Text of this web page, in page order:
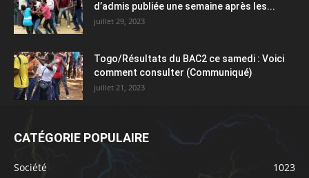
d’admis publiée une semaine après les...
juillet 29, 2023
Togo/Résultats du BAC2 ce samedi : Voici
comment consulter (Communiqué)
juillet 21, 2023
CATÉGORIE POPULAIRE
Société
1023